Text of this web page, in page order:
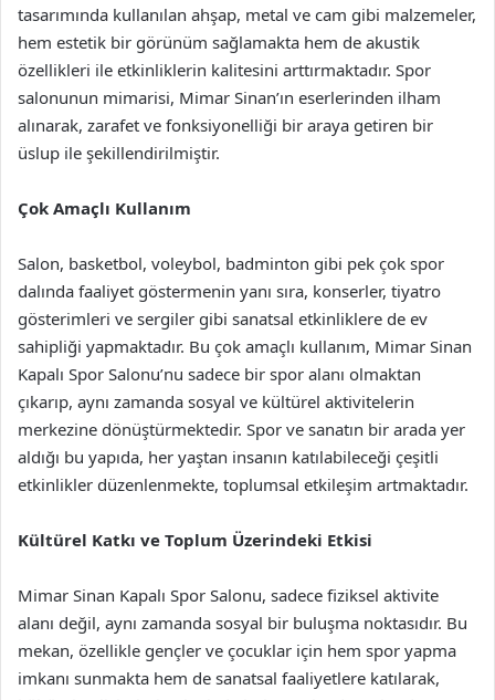
tasarımında kullanılan ahşap, metal ve cam gibi malzemeler,
hem estetik bir görünüm sağlamakta hem de akustik
özellikleri ile etkinliklerin kalitesini arttırmaktadır. Spor
salonunun mimarisi, Mimar Sinan’ın eserlerinden ilham
alınarak, zarafet ve fonksiyonelliği bir araya getiren bir
üslup ile şekillendirilmiştir.
Çok Amaçlı Kullanım
Salon, basketbol, voleybol, badminton gibi pek çok spor
dalında faaliyet göstermenin yanı sıra, konserler, tiyatro
gösterimleri ve sergiler gibi sanatsal etkinliklere de ev
sahipliği yapmaktadır. Bu çok amaçlı kullanım, Mimar Sinan
Kapalı Spor Salonu’nu sadece bir spor alanı olmaktan
çıkarıp, aynı zamanda sosyal ve kültürel aktivitelerin
merkezine dönüştürmektedir. Spor ve sanatın bir arada yer
aldığı bu yapıda, her yaştan insanın katılabileceği çeşitli
etkinlikler düzenlenmekte, toplumsal etkileşim artmaktadır.
Kültürel Katkı ve Toplum Üzerindeki Etkisi
Mimar Sinan Kapalı Spor Salonu, sadece fiziksel aktivite
alanı değil, aynı zamanda sosyal bir buluşma noktasıdır. Bu
mekan, özellikle gençler ve çocuklar için hem spor yapma
imkanı sunmakta hem de sanatsal faaliyetlere katılarak,